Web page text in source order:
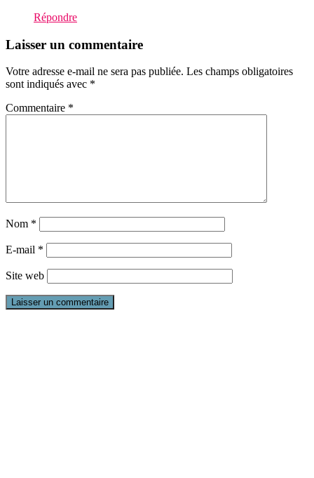
Répondre
Laisser un commentaire
Votre adresse e-mail ne sera pas publiée. Les champs obligatoires
sont indiqués avec *
Commentaire *
Nom *
E-mail *
Site web